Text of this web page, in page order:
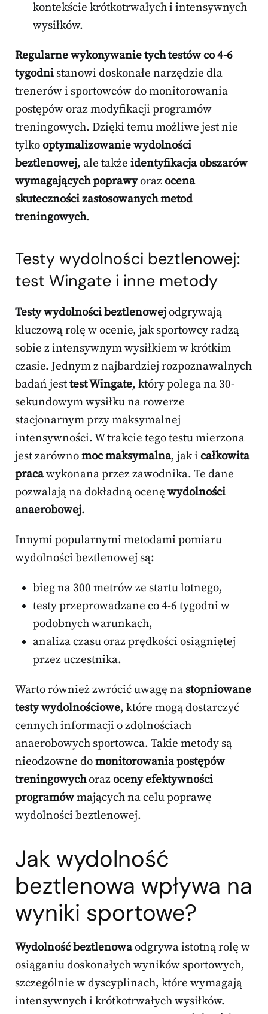
kontekście krótkotrwałych i intensywnych
wysiłków.
Regularne wykonywanie tych testów co 4-6
tygodni stanowi doskonałe narzędzie dla
trenerów i sportowców do monitorowania
postępów oraz modyfikacji programów
treningowych. Dzięki temu możliwe jest nie
tylkooptymalizowanie wydolności
beztlenowej, ale także identyfikacja obszarów
wymagających poprawyorazocena
skuteczności zastosowanych metod
treningowych.
Testy wydolności beztlenowej:
test Wingate i inne metody
Testy wydolności beztlenowejodgrywają
kluczową rolę w ocenie, jak sportowcy radzą
sobie z intensywnym wysiłkiem w krótkim
czasie. Jednym z najbardziej rozpoznawalnych
badań jesttest Wingate, który polega na 30-
sekundowym wysiłku na rowerze
stacjonarnym przy maksymalnej
intensywności. W trakcie tego testu mierzona
jest zarównomoc maksymalna, jak i całkowita
pracawykonana przez zawodnika. Te dane
pozwalają na dokładną ocenę wydolności
anaerobowej.
Innymi popularnymi metodami pomiaru
wydolności beztlenowej są:
bieg na 300 metrów ze startu lotnego,
testy przeprowadzane co 4-6 tygodni w
podobnych warunkach,
analiza czasu oraz prędkości osiągniętej
przez uczestnika.
Warto również zwrócić uwagę na stopniowane
testy wydolnościowe, które mogą dostarczyć
cennych informacji o zdolnościach
anaerobowych sportowca. Takie metody są
nieodzowne domonitorowania postępów
treningowychorazoceny efektywności
programówmających na celu poprawę
wydolności beztlenowej.
Jak wydolność
beztlenowa wpływa na
wyniki sportowe?
Wydolność beztlenowaodgrywa istotną rolę w
osiąganiu doskonałych wyników sportowych,
szczególnie w dyscyplinach, które wymagają
intensywnych i krótkotrwałych wysiłków.